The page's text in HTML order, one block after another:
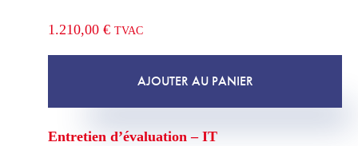
1.210,00 € TVAC
AJOUTER AU PANIER
Entretien d’évaluation – IT